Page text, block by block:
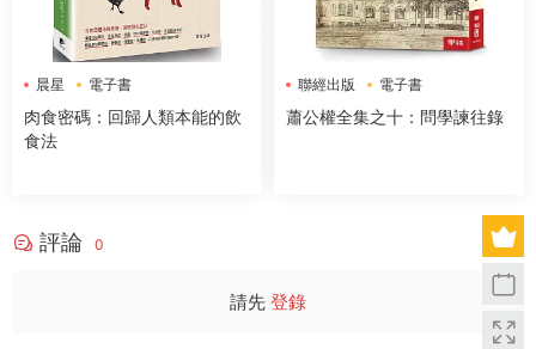
晨星 電子書
肉食密碼：回歸人類本能的飲
食法
聯經出版 電子書
蕭公權全集之十：問學諫往錄
評論 0
請先 登錄